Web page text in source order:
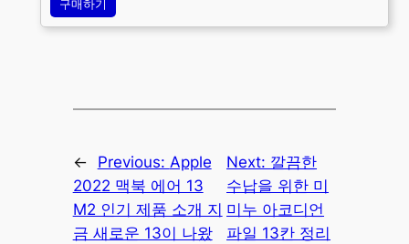
구매하기
← Previous: Apple
2022 맥북 에어 13
M2 인기 제품 소개 지
금 새로운 13이 나왔
Next: 깔끔한
수납을 위한 미
미누 아코디언
파일 13칸 정리